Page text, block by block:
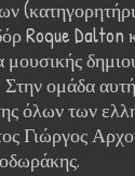
Roque Dalton
ομάδα
όλων των
Γιώργος